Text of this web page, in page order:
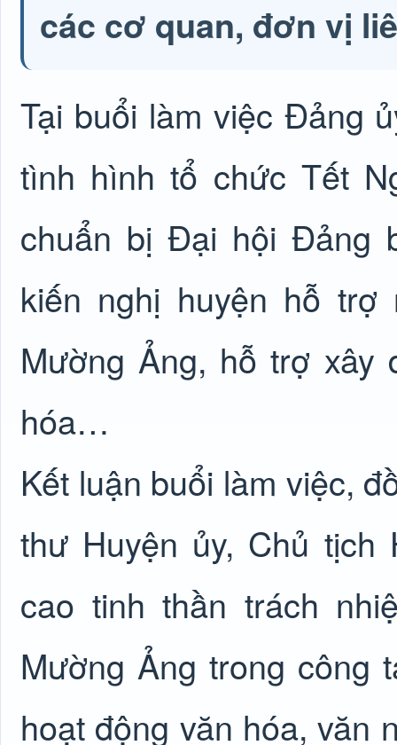
các cơ quan, đơn vị
Tại buổi làm việc Đảng
tình hình tổ chức Tết
chuẩn bị Đại hội Đảng
kiến nghị huyện hỗ
Mường Ảng, hỗ trợ xây
hóa…
Kết luận buổi làm việc,
thư Huyện ủy, Chủ tịch
cao tinh thần trách
Mường Ảng trong công
hoạt động văn hóa, văn